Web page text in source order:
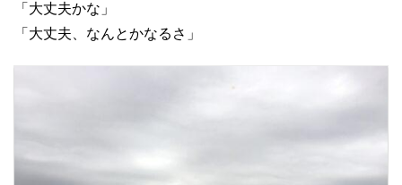
「大丈夫かな」
「大丈夫、なんとかなるさ」